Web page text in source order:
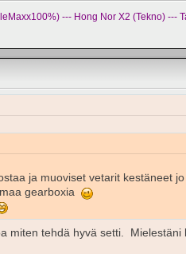
--- Hong Nor X2 (Tekno) ---
ja muoviset vetarit kestäneet
gearboxia
miten tehdä hyvä setti.